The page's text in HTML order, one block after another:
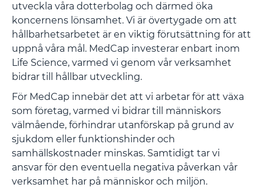
utveckla våra dotterbolag och därmed öka
koncernens lönsamhet. Vi är övertygade om att
hållbarhetsarbetet är en viktig förutsättning för att
uppnå våra mål. MedCap investerar enbart inom
Life Science, varmed vi genom vår verksamhet
bidrar till hållbar utveckling.
För MedCap innebär det att vi arbetar för att växa
som företag, varmed vi bidrar till människors
välmående, förhindrar utanförskap på grund av
sjukdom eller funktionshinder och
samhällskostnader minskas. Samtidigt tar vi
ansvar för den eventuella negativa påverkan vår
verksamhet har på människor och miljön.